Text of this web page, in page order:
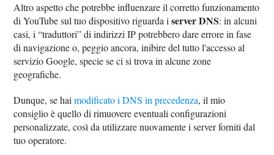
Altro aspetto che potrebbe influenzare il corretto funzionamento
di YouTube sul tuo dispositivo riguarda iserver DNS: in alcuni
casi, i “traduttori” di indirizzi IP potrebbero dare errore in fase
di navigazione o, peggio ancora, inibire del tutto l'accesso al
servizio Google, specie se ci si trova in alcune zone
geografiche.
Dunque, se haimodificato i DNS in precedenza, il mio
consiglio è quello di rimuovere eventuali configurazioni
personalizzate, così da utilizzare nuovamente i server forniti dal
tuo operatore.